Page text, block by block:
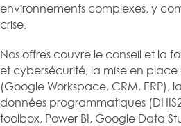
environnements complexes, y
crise.
Nos offres couvre le conseil et la
et cybersécurité, la mise en place
(Google Workspace, CRM, ERP),
données programmatiques
toolbox, Power BI, Google Data